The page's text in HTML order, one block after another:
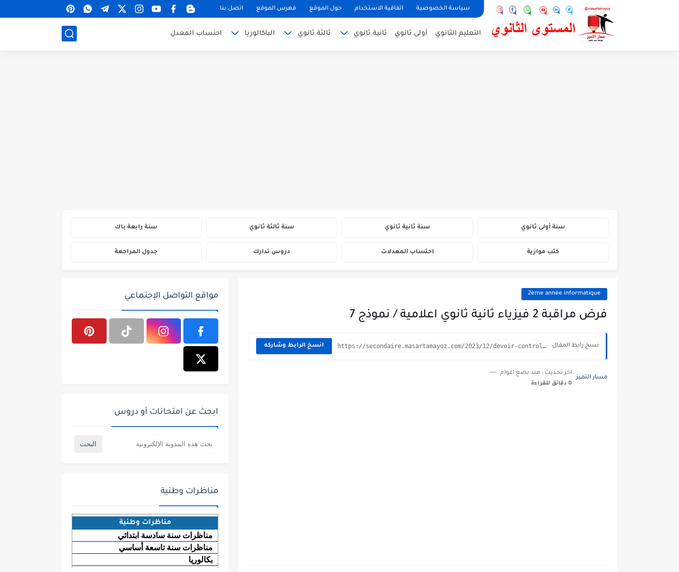
سياسة الخصوصية اتفاقية الاستخدام حول الموقع فهرس الموقع اتصل بنا
التعليم الثانوي أولى ثانوي ثانية ثانوي ثالثة ثانوي الباكالوريا احتساب المعدل
سنة أولى ثانوي سنة ثانية ثانوي سنة ثالثة ثانوي سنة رابعة باك
كتب موازية احتساب المعدلات دروس تدارك جدول المراجعة
2ème année informatique
فرض مراقبة 2 فيزياء ثانية ثانوي اعلامية / نموذج 7
نسخ رابط المقال https://secondaire.masartamayoz.com/2023/12/devoir-controle-2-physique-2eme-annee-informatique-7.html انسخ الرابط وشاركه
مسار التميز
اخر تحديث : منذ بضع اعوام
0 دقائق للقراءة
مواقع التواصل الإجتماعي
ابحث عن امتحانات أو دروس
مناظرات وطنية
مناظرات وطنية
مناظرات سنة سادسة ابتدائي
مناظرات سنة تاسعة أساسي
بكالوريا